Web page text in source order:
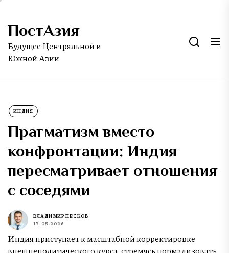
Skip
the
content
ПостАзия
Будущее Центральной и
Южной Азии
ИНДИЯ
Прагматизм вместо
конфронтации: Индия
пересматривает отношения
с соседями
ВЛАДИМИР ПЕСКОВ
17.05.2026
Индия приступает к масштабной корректировке